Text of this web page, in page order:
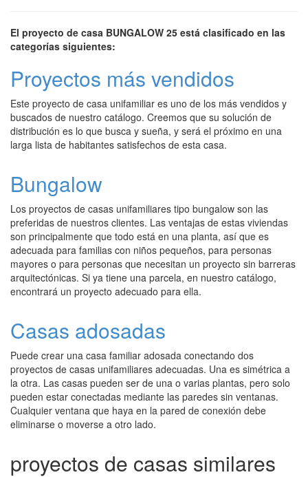
El proyecto de casa BUNGALOW 25 está clasificado en las
categorías siguientes:
Proyectos más vendidos
Este proyecto de casa unifamiliar es uno de los más vendidos y
buscados de nuestro catálogo. Creemos que su solución de
distribución es lo que busca y sueña, y será el próximo en una
larga lista de habitantes satisfechos de esta casa.
Bungalow
Los proyectos de casas unifamiliares tipo bungalow son las
preferidas de nuestros clientes. Las ventajas de estas viviendas
son principalmente que todo está en una planta, así que es
adecuada para familias con niños pequeños, para personas
mayores o para personas que necesitan un proyecto sin barreras
arquitectónicas. Si ya tiene una parcela, en nuestro catálogo,
encontrará un proyecto adecuado para ella.
Casas adosadas
Puede crear una casa familiar adosada conectando dos
proyectos de casas unifamiliares adecuadas. Una es simétrica a
la otra. Las casas pueden ser de una o varias plantas, pero solo
pueden estar conectadas mediante las paredes sin ventanas.
Cualquier ventana que haya en la pared de conexión debe
eliminarse o moverse a otro lado.
proyectos de casas similares